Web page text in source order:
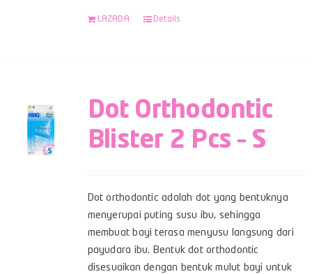
LAZADA Details
Dot Orthodontic
Blister 2 Pcs – S
Dot orthodontic adalah dot yang bentuknya
menyerupai puting susu ibu, sehingga
membuat bayi terasa menyusu langsung dari
payudara ibu. Bentuk dot orthodontic
disesuaikan dengan bentuk mulut bayi untuk